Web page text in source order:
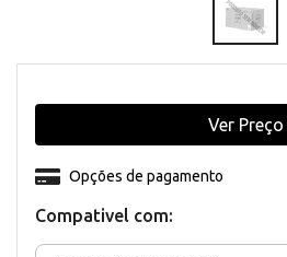
Compativel com:
Opções de pagamento
Ver Preço